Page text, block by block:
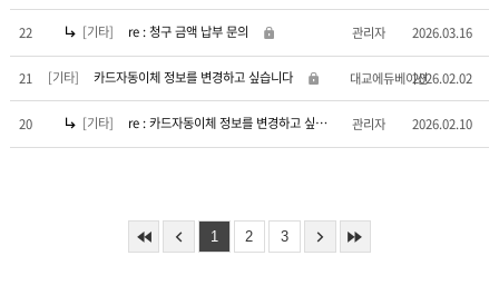
22 [기타] re : 청구 금액 납부 문의 관리자 2026.03.16
21 [기타] 카드자동이체 정보를 변경하고 싶습니다 대교에듀베이션2026.02.02
20 [기타] re : 카드자동이체 정보를 변경하고 싶습니다 관리자 2026.02.10
1 2 3